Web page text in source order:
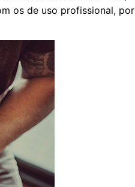
os de uso profissional, por